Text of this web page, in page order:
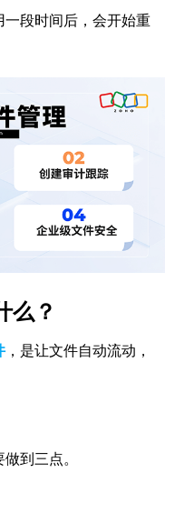
段时间后，会开始重
么？
，是让文件自动流动，
到三点。